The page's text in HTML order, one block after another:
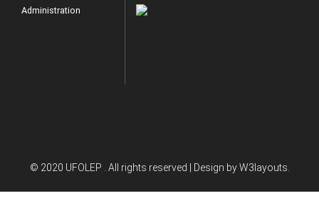
Administration
© 2020 UFOLEP . All rights reserved | Design byW3layouts.